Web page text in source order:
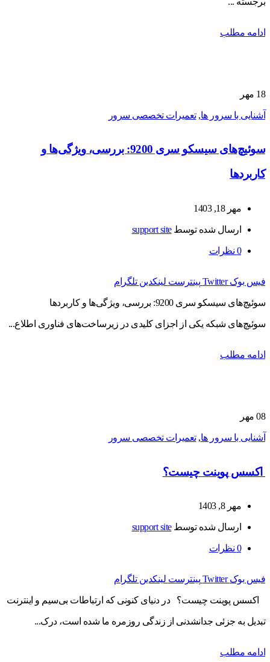
ادامه مطلب
18 مهر
آشنایی با سرور ها,تعمیرات تخصصی سرور
سوئیچ‌های سیسکو سری 9200: بررسی، ویژگی‌ها و
کاربردها
مهر 18, 1403
ارسال شده توسطsupport site
0 نظرات
فیس بوک Twitter پینترست لینکدین تلگرام
سوئیچ‌های سیسکو سری 9200: بررسی، ویژگی‌ها و کاربردها
سوئیچ‌های شبکه یکی از اجزای کلیدی در زیرساخت‌های فناوری اطلاع...
ادامه مطلب
08 مهر
آشنایی با سرور ها,تعمیرات تخصصی سرور
اکسس پوینت چیست؟
مهر 8, 1403
ارسال شده توسطsupport site
0 نظرات
فیس بوک Twitter پینترست لینکدین تلگرام
اکسس پوینت چیست؟ در دنیای کنونی که ارتباطات بی‌سیم و اینترنت
تبدیل به جزئی جدانشدنی از زندگی روزمره ما شده است، درک...
ادامه مطلب